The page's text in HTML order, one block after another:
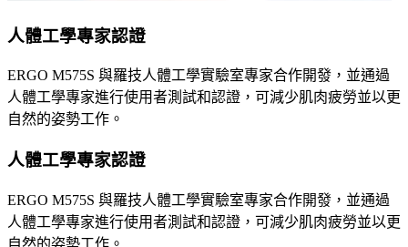
人體工學專家認證
ERGO M575S 與羅技人體工學實驗室專家合作開發，並通過
人體工學專家進行使用者測試和認證，可減少肌肉疲勞並以更
自然的姿勢工作。
人體工學專家認證
ERGO M575S 與羅技人體工學實驗室專家合作開發，並通過
人體工學專家進行使用者測試和認證，可減少肌肉疲勞並以更
自然的姿勢工作。